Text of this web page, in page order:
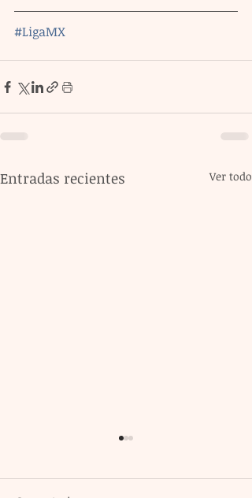
#LigaMX
Entradas recientes Ver todo